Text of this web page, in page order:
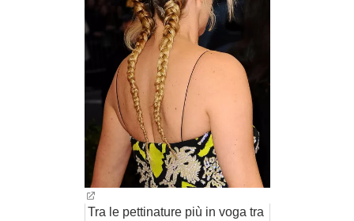
Tra le pettinature più in voga tra